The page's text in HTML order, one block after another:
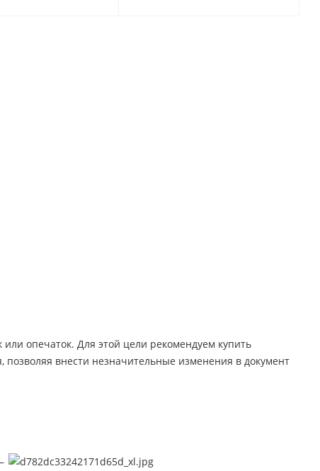
опечаток. Для этой цели рекомендуем купить
позволяя внести незначительные изменения в документ